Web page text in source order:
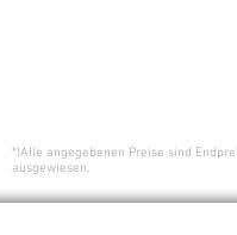
*)Alle angegebenen Preise sind
ausgewiesen.